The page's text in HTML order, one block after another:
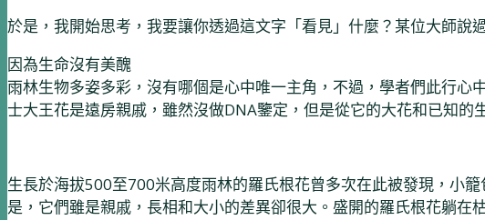
於是，我開始思考，我要讓你透過這文字「看見」什麼？某位大師
因為生命沒有美醜
雨林生物多姿多彩，沒有哪個是心中唯一主角，不過，學者們此行
士大王花是遠房親戚，雖然沒做DNA鑒定，但是從它的大花和已知的
生長於海拔500至700米高度雨林的羅氏根花曾多次在此被發現，小
是，它們雖是親戚，長相和大小的差異卻很大。盛開的羅氏根花躺